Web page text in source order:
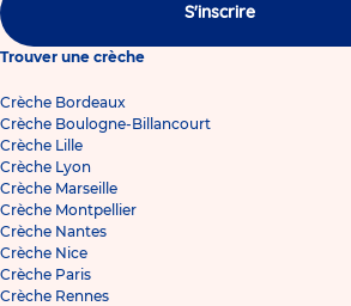
S'inscrire
Trouver une crèche
Crèche Bordeaux
Crèche Boulogne-Billancourt
Crèche Lille
Crèche Lyon
Crèche Marseille
Crèche Montpellier
Crèche Nantes
Crèche Nice
Crèche Paris
Crèche Rennes